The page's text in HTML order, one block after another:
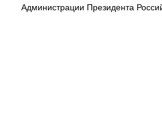
Администрации Президента